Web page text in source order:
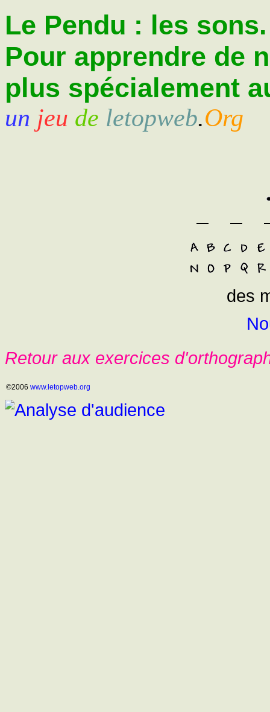
Le Pendu : les sons.
Pour apprendre de
plus spécialement
un jeu de letopweb.Org
des
Retour aux exercices
©2006 www.letopweb.org